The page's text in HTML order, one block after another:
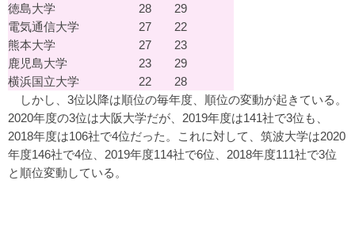
徳島大学
28
29
電気通信大学
27
22
熊本大学
27
23
鹿児島大学
23
29
横浜国立大学
22
28
しかし、3位以降は順位の毎年度、順位の変動が起きている。
2020年度の3位は大阪大学だが、2019年度は141社で3位も、
2018年度は106社で4位だった。これに対して、筑波大学は2020
年度146社で4位、2019年度114社で6位、2018年度111社で3位
と順位変動している。